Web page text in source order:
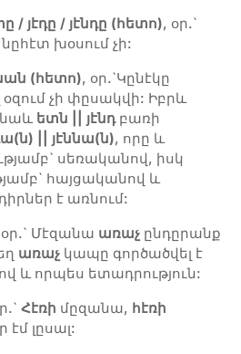
/ յէդը / յէնդը (հետո), օր.`
նըհէտ խօսում չի:
(հետո), օր.`Կընէկը
օզում չի փըսակվի: Իբրև
նաև ետն || յէնդբառի
յէննա(ն), որը և
սեռականով, իսկ
հայցականով և
է առնում:
Մէզանա առաչ ընդըրանք
առաչ կապը գործածվել է
և որպես ետադրություն:
Հէռի մըզանա, հէռի
էմ լըսալ: